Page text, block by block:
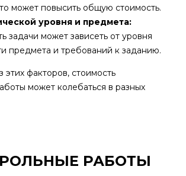
может повысить общую стоимость.
уровня и предмета:
задачи может зависеть от уровня
предмета и требований к заданию.
этих факторов, стоимость
может колебаться в разных
РАБОТЫ